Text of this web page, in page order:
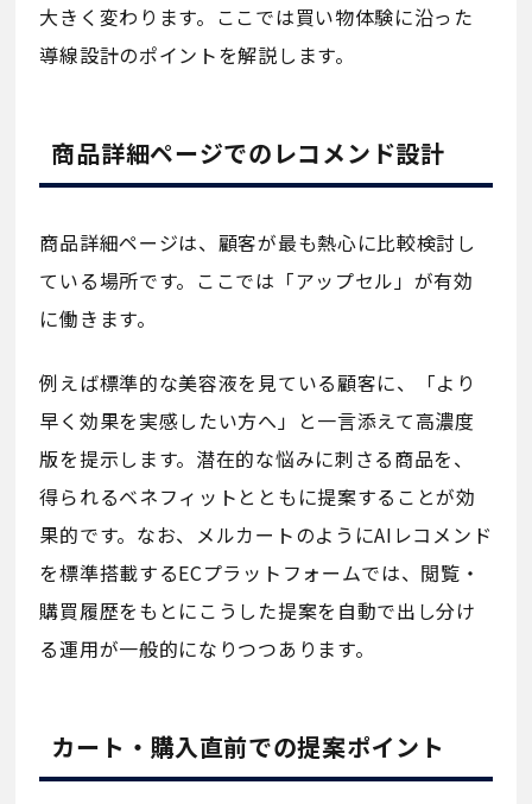
大きく変わります。ここでは買い物体験に沿った
導線設計のポイントを解説します。
商品詳細ページでのレコメンド設計
商品詳細ページは、顧客が最も熱心に比較検討し
ている場所です。ここでは「アップセル」が有効
に働きます。
例えば標準的な美容液を見ている顧客に、「より
早く効果を実感したい方へ」と一言添えて高濃度
版を提示します。潜在的な悩みに刺さる商品を、
得られるベネフィットとともに提案することが効
果的です。なお、メルカートのようにAIレコメンド
を標準搭載するECプラットフォームでは、閲覧・
購買履歴をもとにこうした提案を自動で出し分け
る運用が一般的になりつつあります。
カート・購入直前での提案ポイント